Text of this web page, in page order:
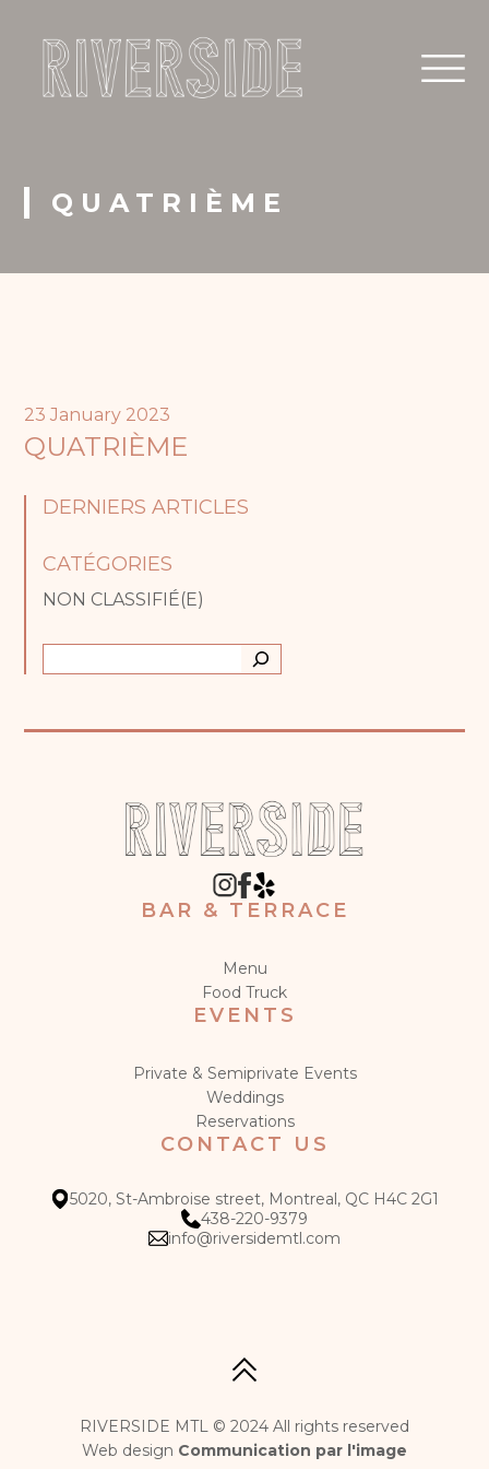
QUATRIÈME
23 January 2023
QUATRIÈME
DERNIERS ARTICLES
CATÉGORIES
NON CLASSIFIÉ(E)
BAR & TERRACE
Menu
Food Truck
EVENTS
Private & Semiprivate Events
Weddings
Reservations
CONTACT US
5020, St-Ambroise street, Montreal, QC H4C 2G1
438-220-9379
info@riversidemtl.com
RIVERSIDE MTL © 2024 All rights reserved
Web design Communication par l'image